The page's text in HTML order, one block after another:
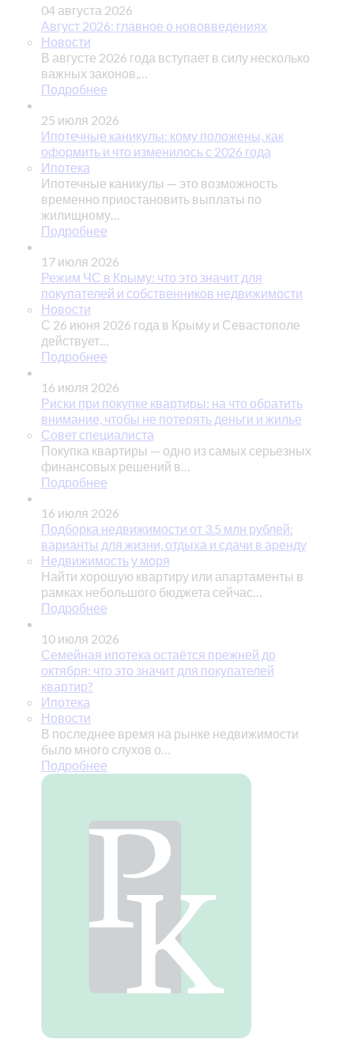
04 августа 2026
Август 2026: главное о нововведениях
Новости
В августе 2026 года вступает в силу несколько
важных законов,…
Подробнее
25 июля 2026
Ипотечные каникулы: кому положены, как
оформить и что изменилось с 2026 года
Ипотека
Ипотечные каникулы — это возможность
временно приостановить выплаты по
жилищному…
Подробнее
17 июля 2026
Режим ЧС в Крыму: что это значит для
покупателей и собственников недвижимости
Новости
С 26 июня 2026 года в Крыму и Севастополе
действует…
Подробнее
16 июля 2026
Риски при покупке квартиры: на что обратить
внимание, чтобы не потерять деньги и жилье
Совет специалиста
Покупка квартиры — одно из самых серьезных
финансовых решений в…
Подробнее
16 июля 2026
Подборка недвижимости от 3.5 млн рублей:
варианты для жизни, отдыха и сдачи в аренду
Недвижимость у моря
Найти хорошую квартиру или апартаменты в
рамках небольшого бюджета сейчас…
Подробнее
10 июля 2026
Семейная ипотека остаётся прежней до
октября: что это значит для покупателей
квартир?
Ипотека
Новости
В последнее время на рынке недвижимости
было много слухов о…
Подробнее